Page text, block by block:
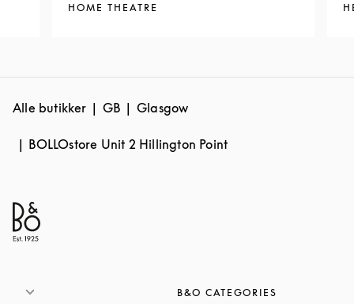
HOME THEATRE
Alle butikker GB Glasgow
BOLLOstore Unit 2 Hillington Point
B&O CATEGORIES